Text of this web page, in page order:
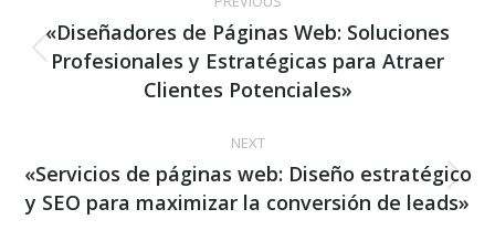
navigation
Previous
post:
«Diseñadores de Páginas Web: Soluciones
Profesionales y Estratégicas para Atraer
Clientes Potenciales»
NEXT
Next
post:
«Servicios de páginas web: Diseño estratégico
y SEO para maximizar la conversión de leads»